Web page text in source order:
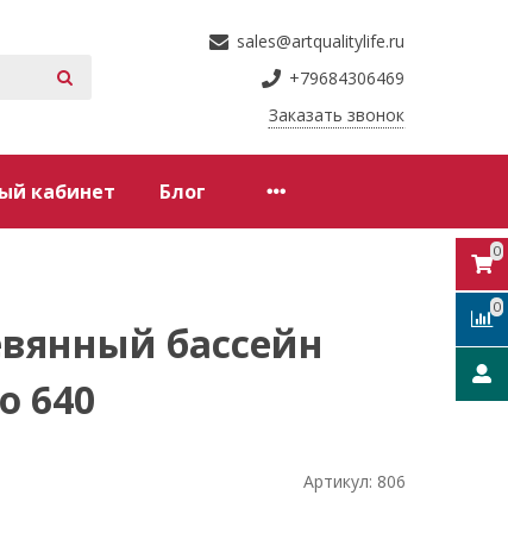
sales@artqualitylife.ru
+79684306469
Заказать звонок
кабинет Блог
бассейн
640
Артикул: 806
0
0